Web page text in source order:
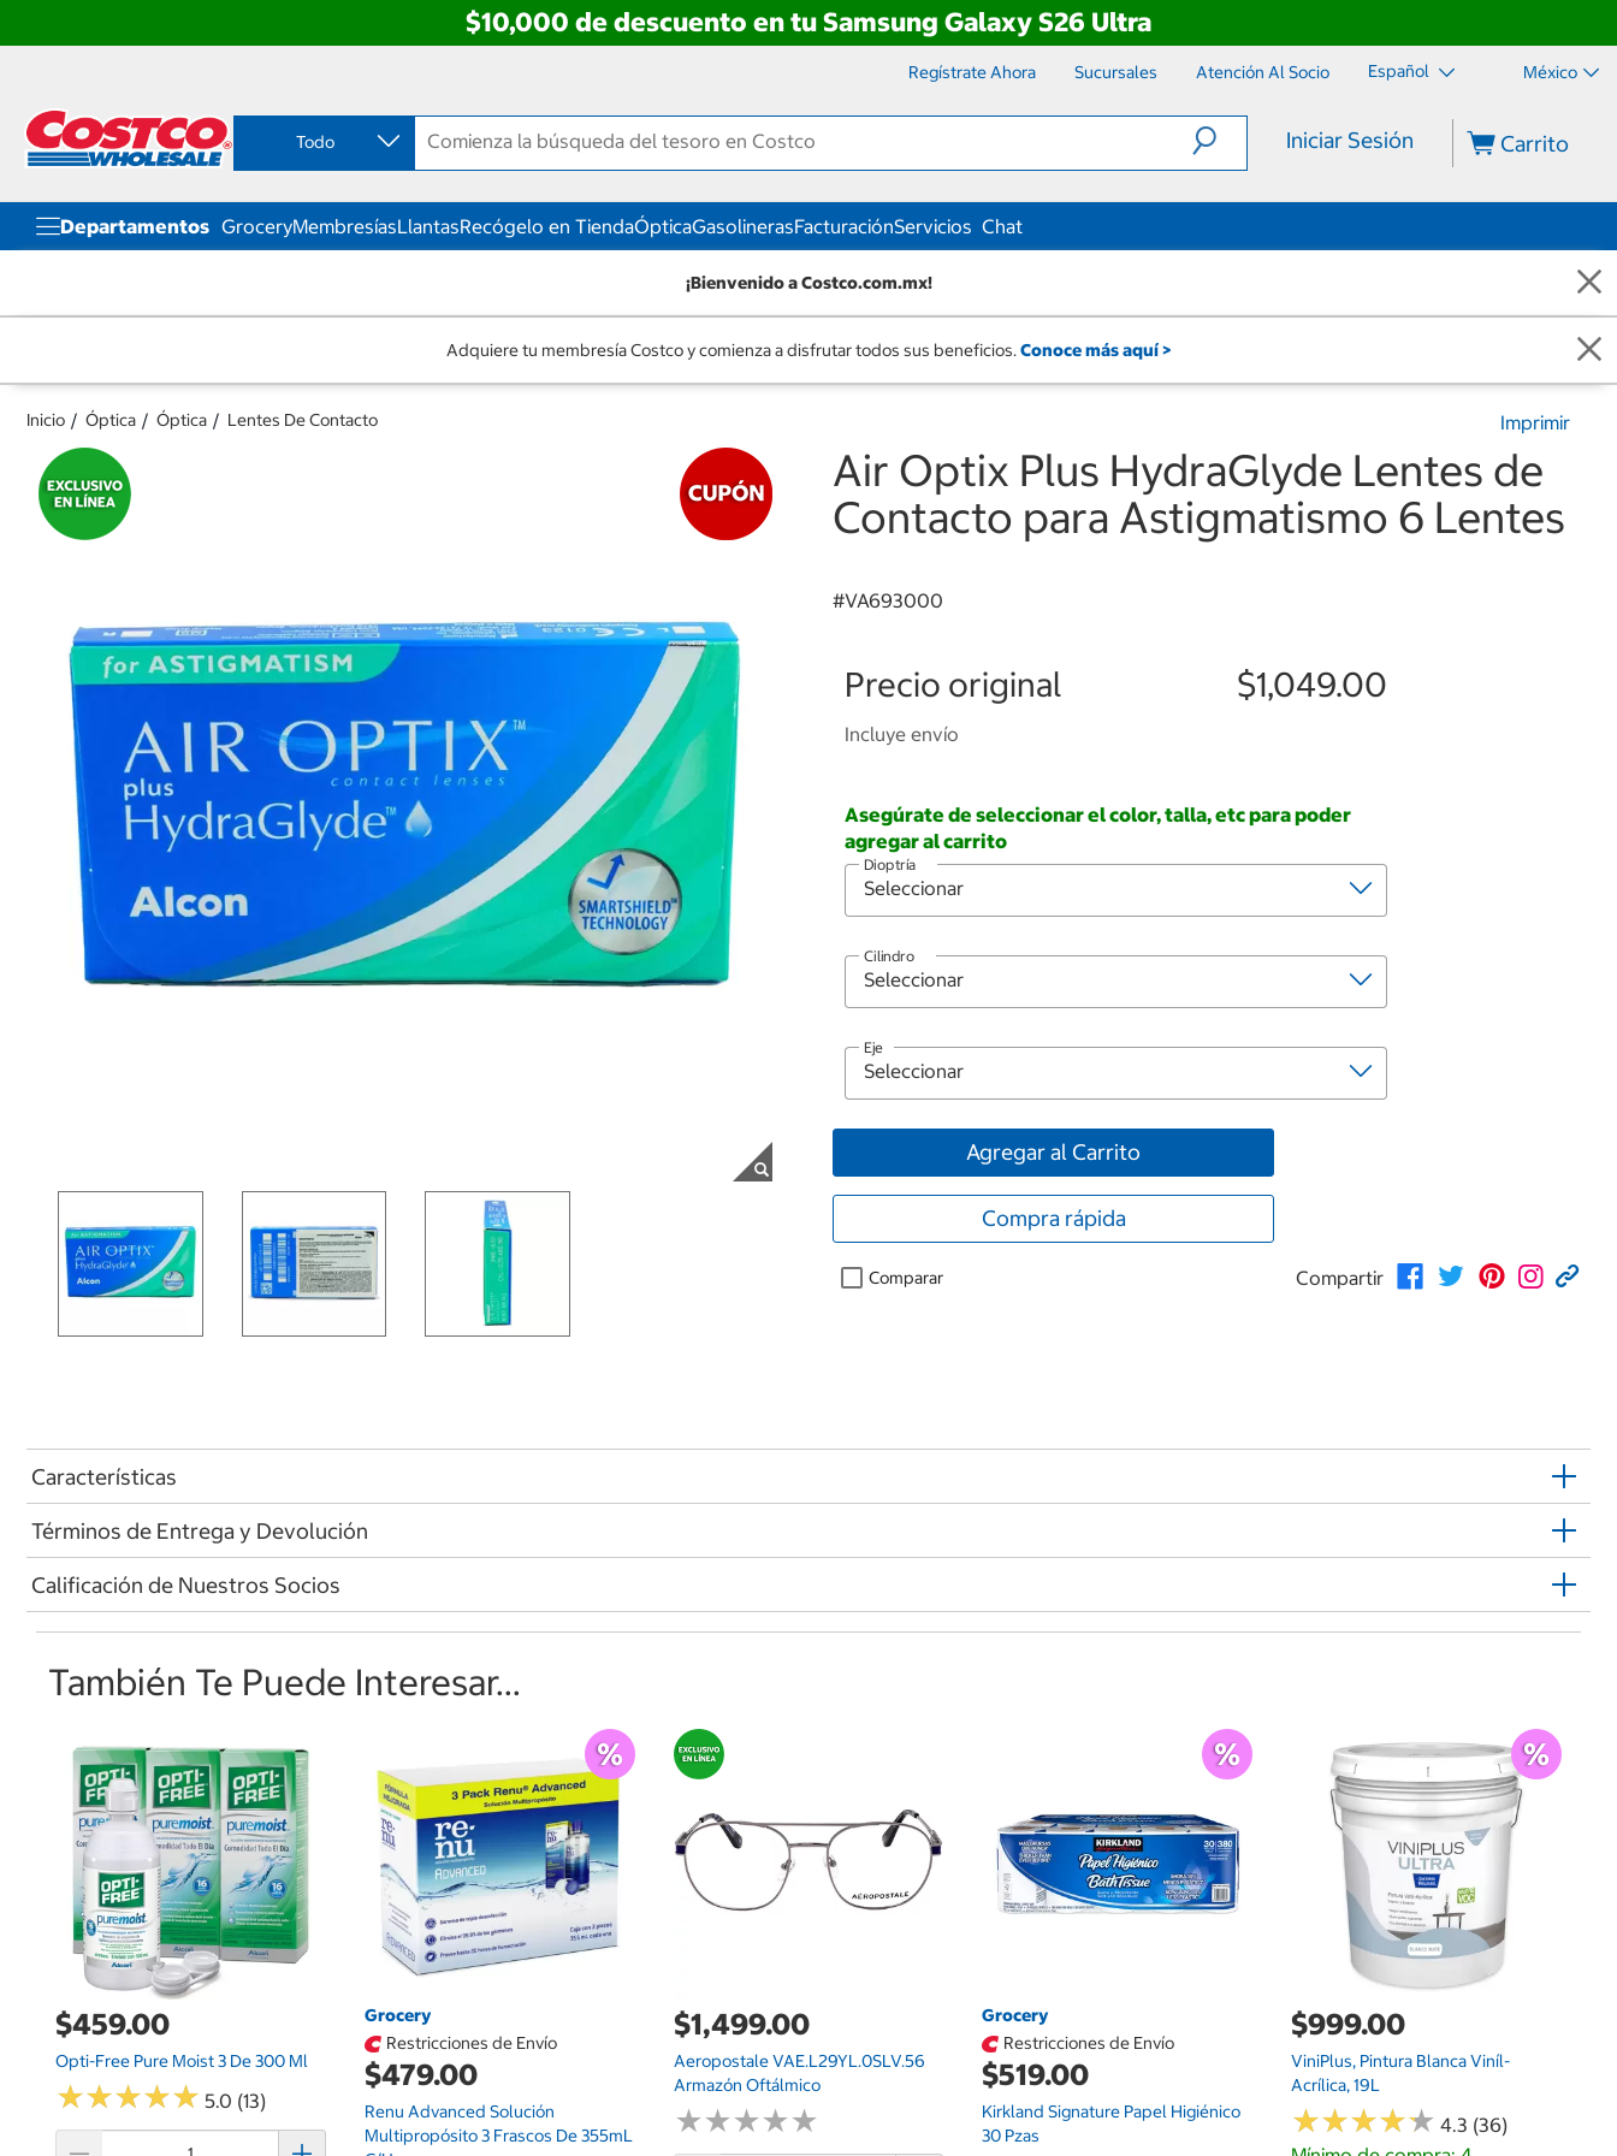
$10,000 de descuento en tu Samsung Galaxy S26 Ultra
contenido
menú
navegación
Regístrate Ahora Sucursales Atención Al Socio Español México
Todo Iniciar Sesión Carrito
Departamentos GroceryMembresíasLlantasRecógelo en TiendaÓpticaGasolinerasFacturaciónServicios Chat
¡Bienvenido a Costco.com.mx!
Adquiere tu membresía Costco y comienza a disfrutar todos sus beneficios. Conoce más aquí >
Inicio Óptica Óptica Lentes De Contacto Imprimir
Air Optix Plus HydraGlyde Lentes de
Contacto para Astigmatismo 6 Lentes
#VA693000
Precio original $1,049.00
Incluye envío
Asegúrate de seleccionar el color, talla, etc para poder
agregar al carrito
Dioptría
Cilindro
Eje
Agregar al Carrito
Compra rápida
Comparar Compartir
Características
Términos de Entrega y Devolución
Calificación de Nuestros Socios
También Te Puede Interesar...
$459.00
Opti-Free Pure Moist 3 De 300 Ml
★★★★★
★★★★★ 5.0 (13)
Grocery
Restricciones de Envío
$479.00
Renu Advanced Solución
Multipropósito 3 Frascos De 355mL
$1,499.00
Aeropostale VAE.L29YL.0SLV.56
Armazón Oftálmico
★★★★★
★★★★★
Grocery
Restricciones de Envío
$519.00
Kirkland Signature Papel Higiénico
30 Pzas
$999.00
ViniPlus, Pintura Blanca Viníl-
Acrílica, 19L
★★★★★
★★★★★ 4.3 (36)